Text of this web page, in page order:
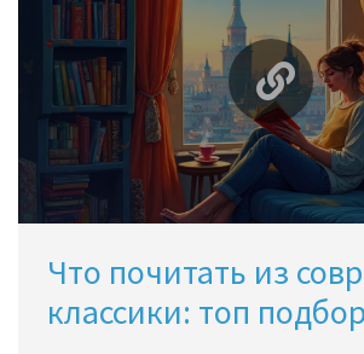
Что почитать из
классики: топ